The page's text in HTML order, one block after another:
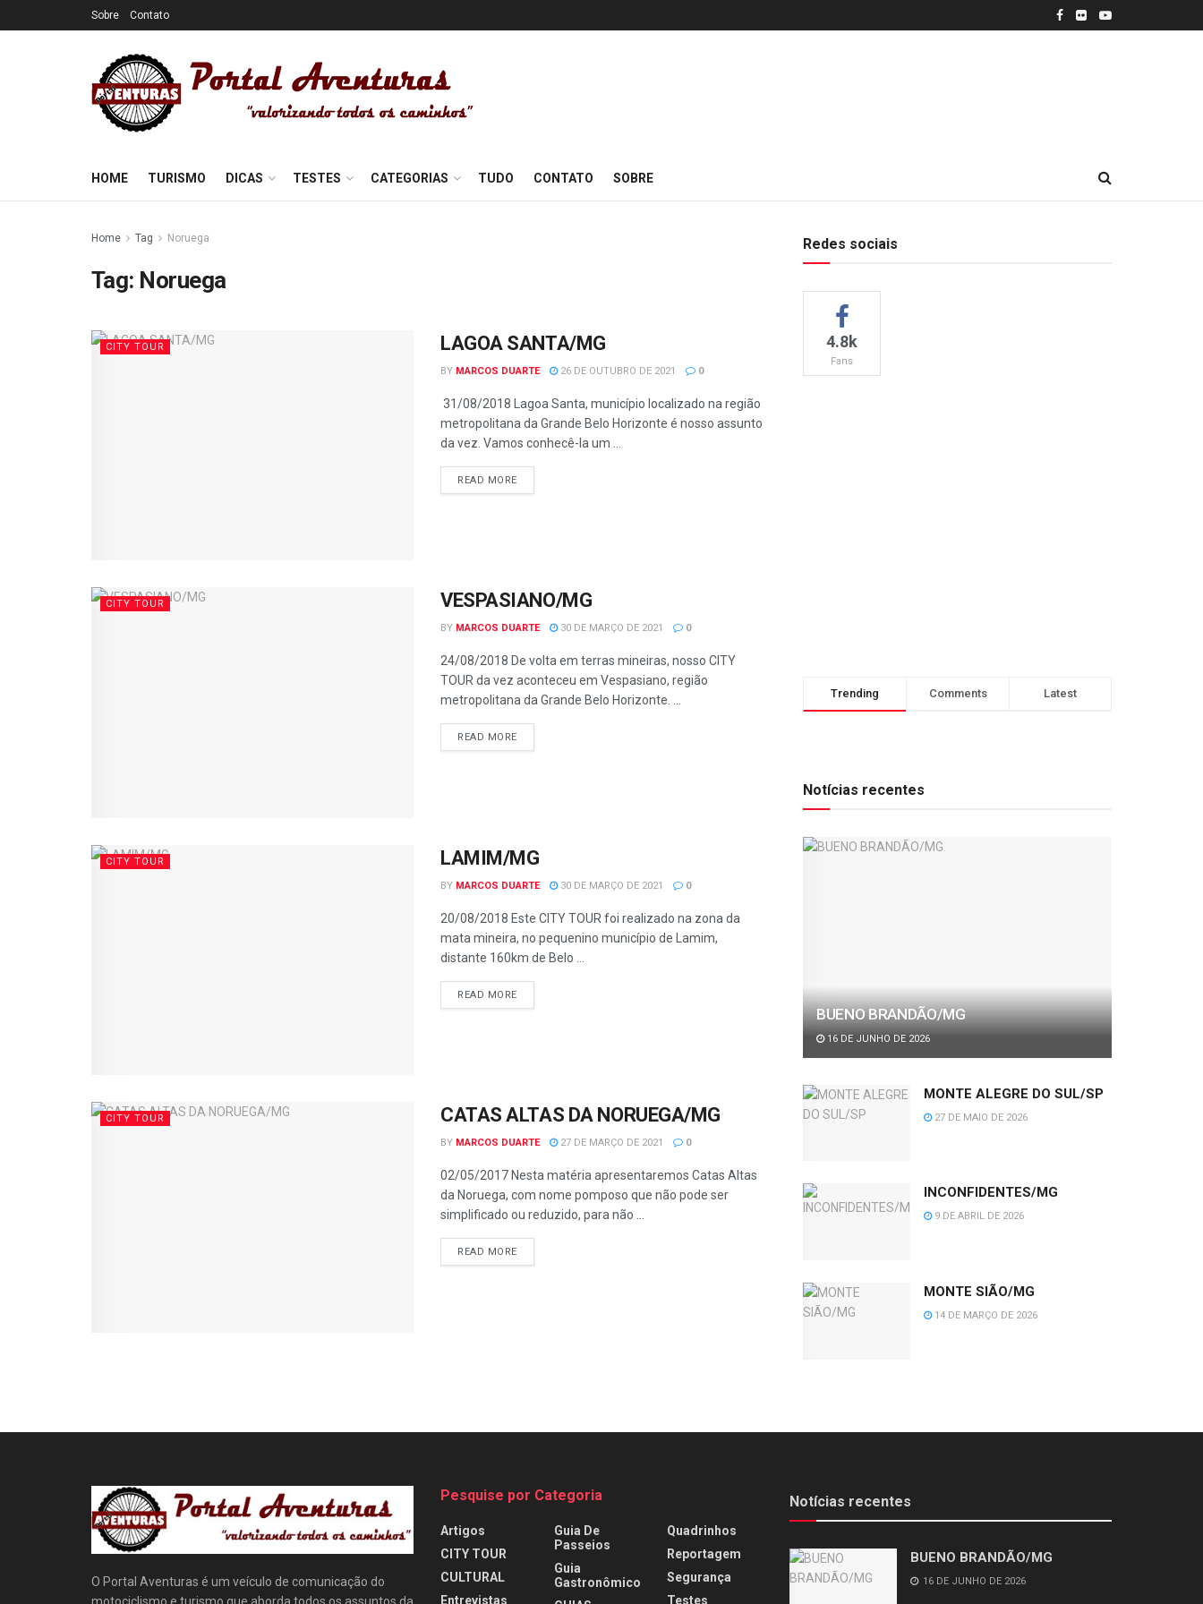
Sobre Contato
HOME TURISMO DICAS TESTES CATEGORIAS TUDO CONTATO SOBRE
Home Tag Noruega
Tag: Noruega
CITY TOUR LAGOA SANTA/MG
BY MARCOS DUARTE 26 DE OUTUBRO DE 2021 0
31/08/2018 Lagoa Santa, município localizado na região
metropolitana da Grande Belo Horizonte é nosso assunto
da vez. Vamos conhecê-la um ...
READ MORE
CITY TOUR VESPASIANO/MG
BY MARCOS DUARTE 30 DE MARÇO DE 2021 0
24/08/2018 De volta em terras mineiras, nosso CITY
TOUR da vez aconteceu em Vespasiano, região
metropolitana da Grande Belo Horizonte. ...
READ MORE
CITY TOUR LAMIM/MG
BY MARCOS DUARTE 30 DE MARÇO DE 2021 0
20/08/2018 Este CITY TOUR foi realizado na zona da
mata mineira, no pequenino município de Lamim,
distante 160km de Belo ...
READ MORE
CITY TOUR CATAS ALTAS DA NORUEGA/MG
BY MARCOS DUARTE 27 DE MARÇO DE 2021 0
02/05/2017 Nesta matéria apresentaremos Catas Altas
da Noruega, com nome pomposo que não pode ser
simplificado ou reduzido, para não ...
READ MORE
Redes sociais
4.8k
Fans
Trending Comments Latest
Notícias recentes
BUENO BRANDÃO/MG
16 DE JUNHO DE 2026
MONTE ALEGRE DO SUL/SP
27 DE MAIO DE 2026
INCONFIDENTES/MG
9 DE ABRIL DE 2026
MONTE SIÃO/MG
14 DE MARÇO DE 2026
O Portal Aventuras é um veículo de comunicação do
Pesquise por Categoria
Artigos
CITY TOUR
CULTURAL
Entrevistas
Guia De
Passeios
Guia
Gastronômico
Quadrinhos
Reportagem
Segurança
Testes
Notícias recentes
BUENO BRANDÃO/MG
16 DE JUNHO DE 2026